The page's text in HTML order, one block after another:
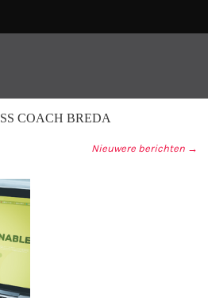
COACH BREDA
Nieuwere berichten →